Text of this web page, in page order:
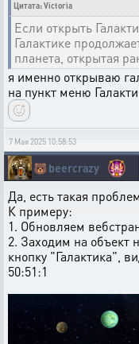
Цитата: Victoria
Если открыть
Галактике
планета, открытая
я именно открываю
на пункт меню
7 Мая 2025 10:58:53
🐻beercrazy
Да, есть такая
К примеру:
1. Обновляем
2. Заходим на объект
кнопку "Галактика",
50:51:1